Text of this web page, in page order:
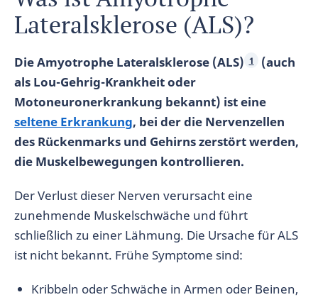
Lateralsklerose (ALS)?
Die Amyotrophe Lateralsklerose (ALS) 1
(auch
als Lou-Gehrig-Krankheit oder
Motoneuronerkrankung bekannt) ist eine
seltene Erkrankung, bei der die Nervenzellen
des Rückenmarks und Gehirns zerstört werden,
die Muskelbewegungen kontrollieren.
Der Verlust dieser Nerven verursacht eine
zunehmende Muskelschwäche und führt
schließlich zu einer Lähmung. Die Ursache für ALS
ist nicht bekannt. Frühe Symptome sind:
Kribbeln oder Schwäche in Armen oder Beinen,